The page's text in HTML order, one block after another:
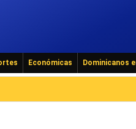
Económicas Dominicanos